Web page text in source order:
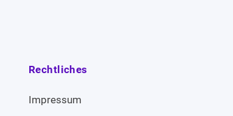
Rechtliches
Impressum